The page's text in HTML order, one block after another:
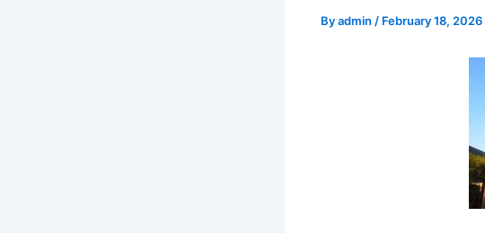
Byadmin / February 18, 2026